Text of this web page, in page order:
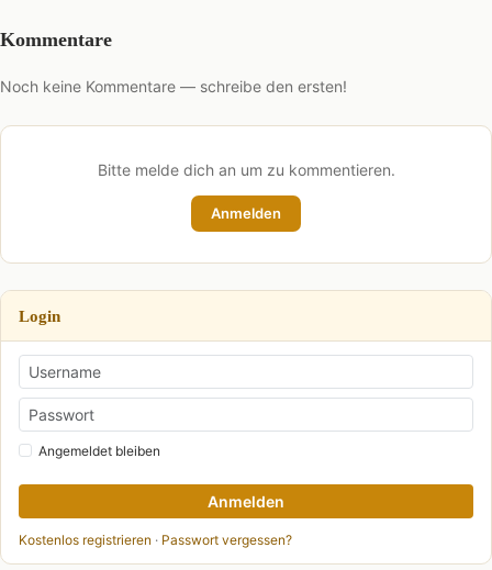
Kommentare
Noch keine Kommentare — schreibe den ersten!
Bitte melde dich an um zu kommentieren.
Anmelden
Login
Angemeldet bleiben
Anmelden
Kostenlos registrieren · Passwort vergessen?